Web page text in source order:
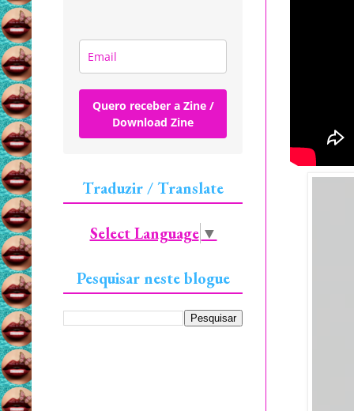
Quero receber a Zine /
Download Zine
Traduzir / Translate
Select Language ▼
Pesquisar neste blogue